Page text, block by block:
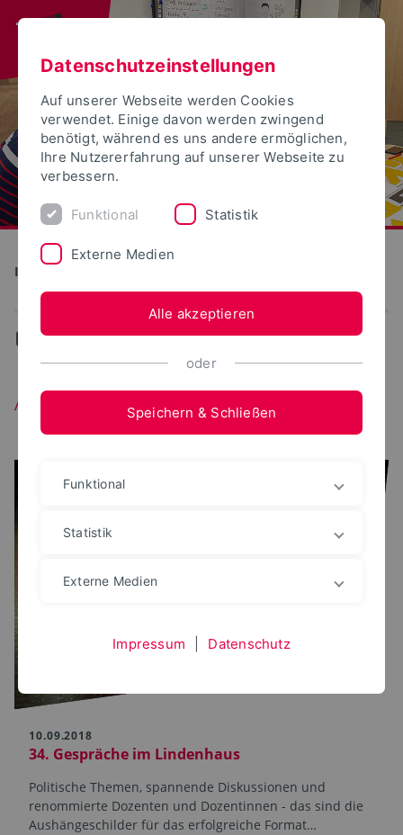
Institut für Wissenschaftsdialog
... Aktuelles
Aktuelles
10.09.2018
34. Gespräche im Lindenhaus
Politische Themen, spannende Diskussionen und
renommierte Dozenten und Dozentinnen - das sind die
Aushängeschilder für das erfolgreiche Format…
Datenschutzeinstellungen
Auf unserer Webseite werden Cookies
verwendet. Einige davon werden zwingend
benötigt, während es uns andere ermöglichen,
Ihre Nutzererfahrung auf unserer Webseite zu
verbessern.
Funktional Statistik
Externe Medien
Alle akzeptieren
oder
Speichern & Schließen
Funktional
Statistik
Externe Medien
Impressum Datenschutz